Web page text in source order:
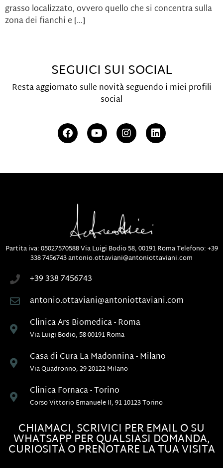
grasso localizzato, ovvero quello che si concentra sulla
zona dei fianchi e […]
SEGUICI SUI SOCIAL
Resta aggiornato sulle novità seguendo i miei profili
social
Partita iva: 05027570588Via Luigi Bodio 58, 00191 RomaTelefono:+39
338 7456743antonio.ottaviani@antoniottaviani.com
+39 338 7456743
antonio.ottaviani@antoniottaviani.com
Clinica Ars Biomedica - Roma
Via Luigi Bodio, 58 00191 Roma
Casa di Cura La Madonnina - Milano
Via Quadronno, 29 20122 Milano
Clinica Fornaca - Torino
Corso Vittorio Emanuele II, 91 10123 Torino
CHIAMACI, SCRIVICI PER EMAIL O SU
WHATSAPP PER QUALSIASI DOMANDA,
CURIOSITÀ O PRENOTARE LA TUA VISITA